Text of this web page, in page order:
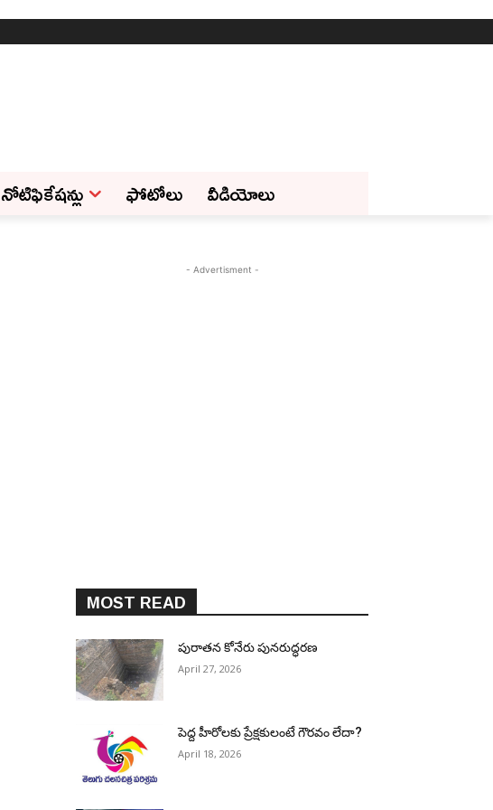
నోటిఫికేషన్లు ఫోటోలు వీడియోలు
- Advertisment -
MOST READ
పురాత‌న కోనేరు పున‌రుద్ధ‌ర‌ణ
April 27, 2026
పెద్ద హీరోల‌కు ప్రేక్ష‌కులంటే గౌర‌వం లేదా?
April 18, 2026